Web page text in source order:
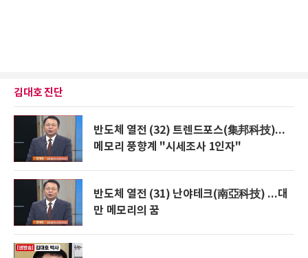
김대호 진단
반도체 열전 (32) 트렌드포스(集邦科技)...
메모리 풍향계 "시세조사 1인자"
반도체 열전 (31) 난야테크(南亞科技) ...대
만 메모리의 꿈